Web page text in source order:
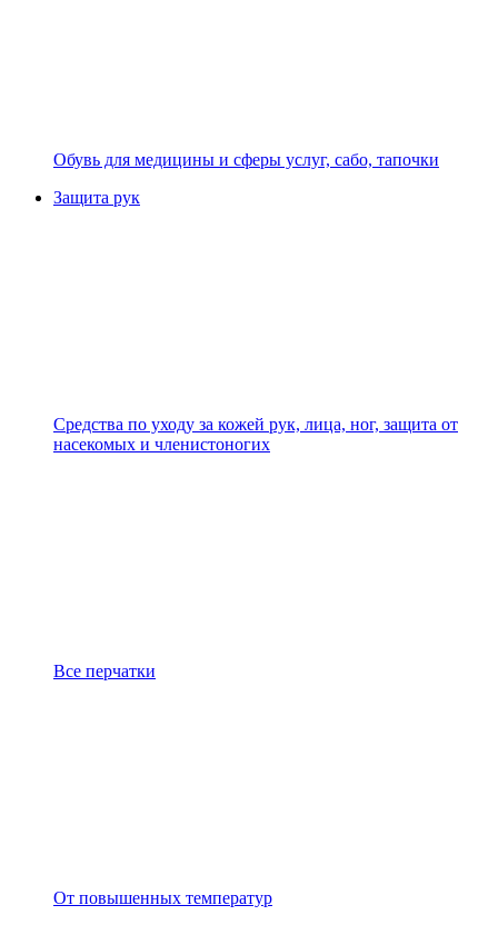
Обувь для медицины и сферы услуг, сабо, тапочки
Защита рук
Средства по уходу за кожей рук, лица, ног, защита от
насекомых и членистоногих
Все перчатки
От повышенных температур